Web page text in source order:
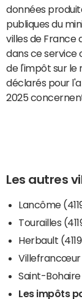
données
publiques du
villes de France
dans ce service
de l'impôt sur le
déclarés pour
2025
Les autres
Lancôme
Tourailles
Herbault
Villefrancœur
Saint-Bohaire
Les impôts